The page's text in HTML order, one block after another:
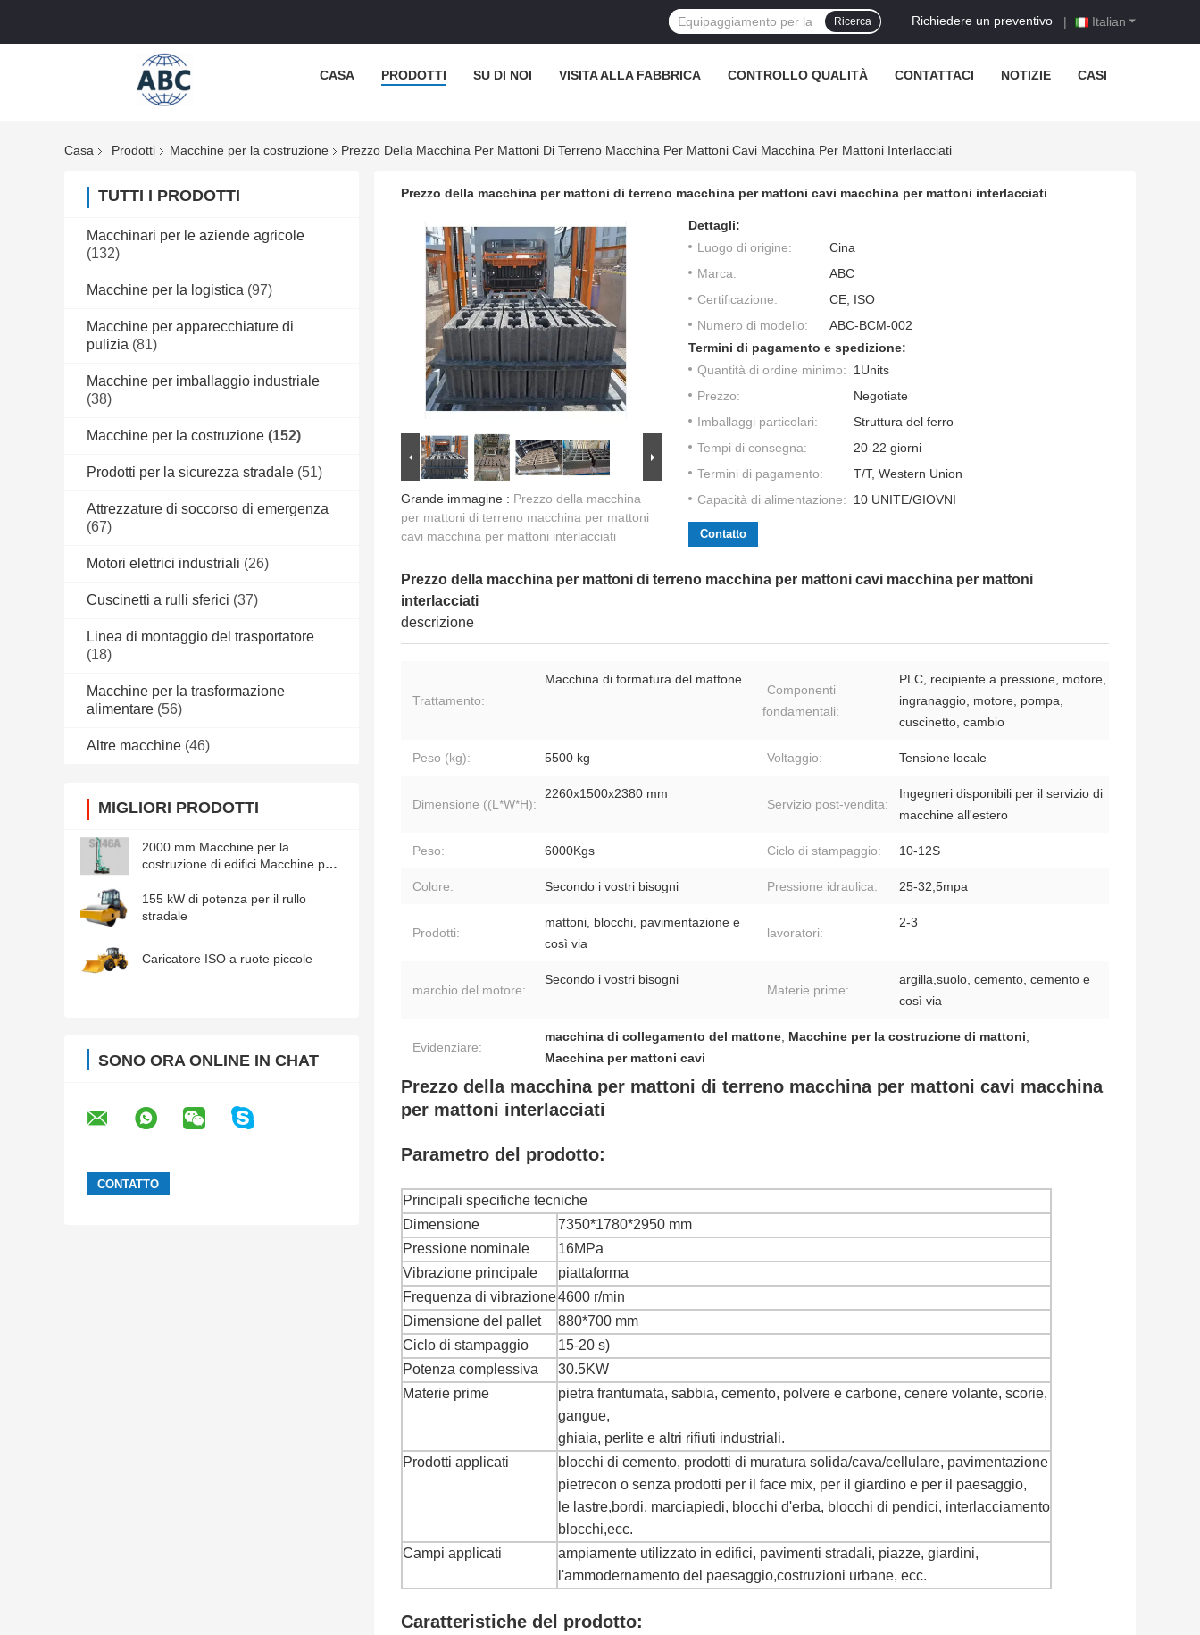
Italian
Richiedere un preventivo |
Ricerca
CASA PRODOTTI SU DI NOI VISITA ALLA FABBRICA CONTROLLO QUALITÀ CONTATTACI NOTIZIE CASI
Casa Prodotti Macchine per la costruzione Prezzo Della Macchina Per Mattoni Di Terreno Macchina Per Mattoni Cavi Macchina Per Mattoni Interlacciati
TUTTI I PRODOTTI
Macchinari per le aziende agricole
(132)
Macchine per la logistica (97)
Macchine per apparecchiature di
pulizia (81)
Macchine per imballaggio industriale
(38)
Macchine per la costruzione (152)
Prodotti per la sicurezza stradale (51)
Attrezzature di soccorso di emergenza
(67)
Motori elettrici industriali (26)
Cuscinetti a rulli sferici (37)
Linea di montaggio del trasportatore
(18)
Macchine per la trasformazione
alimentare (56)
Altre macchine (46)
MIGLIORI PRODOTTI
2000 mm Macchine per la
costruzione di edifici Macchine per
155 kW di potenza per il rullo
stradale
Caricatore ISO a ruote piccole
SONO ORA ONLINE IN CHAT
Prezzo della macchina per mattoni di terreno macchina per mattoni cavi macchina per mattoni interlacciati
Grande immagine : Prezzo della macchina
per mattoni di terreno macchina per mattoni
cavi macchina per mattoni interlacciati
Dettagli:
Luogo di origine:
Cina
Marca:
ABC
Certificazione:
CE, ISO
Numero di modello:
ABC-BCM-002
Termini di pagamento e spedizione:
Quantità di ordine minimo:
1Units
Prezzo:
Negotiate
Imballaggi particolari:
Struttura del ferro
Tempi di consegna:
20-22 giorni
Termini di pagamento:
T/T, Western Union
Capacità di alimentazione:
10 UNITE/GIOVNI
Contatto
Prezzo della macchina per mattoni di terreno macchina per mattoni cavi macchina per mattoni
interlacciati
descrizione
Trattamento:
Macchina di formatura del mattone
Componenti
fondamentali:
PLC, recipiente a pressione, motore,
ingranaggio, motore, pompa,
cuscinetto, cambio
Peso (kg): 5500 kg Voltaggio: Tensione locale
Dimensione ((L*W*H):
2260x1500x2380 mm
Servizio post-vendita:
Ingegneri disponibili per il servizio di
macchine all'estero
Peso: 6000Kgs Ciclo di stampaggio: 10-12S
Colore: Secondo i vostri bisogni Pressione idraulica: 25-32,5mpa
Prodotti:
mattoni, blocchi, pavimentazione e
così via
lavoratori:
2-3
marchio del motore:
Secondo i vostri bisogni
Materie prime:
argilla,suolo, cemento, cemento e
così via
Evidenziare:
macchina di collegamento del mattone, Macchine per la costruzione di mattoni,
Macchina per mattoni cavi
Prezzo della macchina per mattoni di terreno macchina per mattoni cavi macchina
per mattoni interlacciati
Parametro del prodotto:
Principali specifiche tecniche
Dimensione
7350*1780*2950 mm
Pressione nominale
16MPa
Vibrazione principale
piattaforma
Frequenza di vibrazione4600 r/min
Dimensione del pallet
880*700 mm
Ciclo di stampaggio
15-20 s)
Potenza complessiva
30.5KW
Materie prime
pietra frantumata, sabbia, cemento, polvere e carbone, cenere volante, scorie,
gangue,
ghiaia, perlite e altri rifiuti industriali.
Prodotti applicati
blocchi di cemento, prodotti di muratura solida/cava/cellulare, pavimentazione
pietrecon o senza prodotti per il face mix, per il giardino e per il paesaggio,
le lastre,bordi, marciapiedi, blocchi d'erba, blocchi di pendici, interlacciamento
blocchi,ecc.
Campi applicati
ampiamente utilizzato in edifici, pavimenti stradali, piazze, giardini,
l'ammodernamento del paesaggio,costruzioni urbane, ecc.
Caratteristiche del prodotto: